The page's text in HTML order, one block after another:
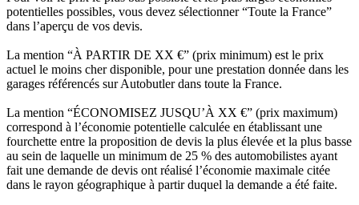
potentielles possibles, vous devez sélectionner “Toute la France”
dans l’aperçu de vos devis.
La mention “À PARTIR DE XX €” (prix minimum) est le prix
actuel le moins cher disponible, pour une prestation donnée dans les
garages référencés sur Autobutler dans toute la France.
La mention “ÉCONOMISEZ JUSQU’À XX €” (prix maximum)
correspond à l’économie potentielle calculée en établissant une
fourchette entre la proposition de devis la plus élevée et la plus basse
au sein de laquelle un minimum de 25 % des automobilistes ayant
fait une demande de devis ont réalisé l’économie maximale citée
dans le rayon géographique à partir duquel la demande a été faite.